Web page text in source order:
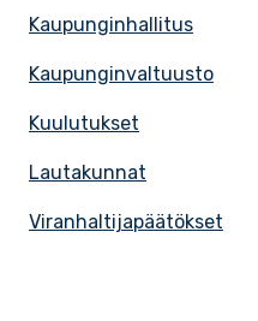
Kaupunginhallitus
Kaupunginvaltuusto
Kuulutukset
Lautakunnat
Viranhaltijapäätökset